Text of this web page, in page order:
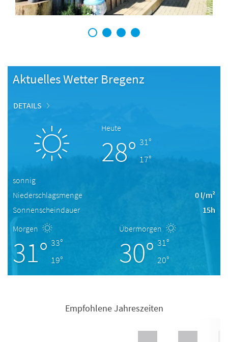
1 2 3 4
Aktuelles Wetter Bregenz
DETAILS
Heute
28° 31°
17°
sonnig
Niederschlagsmenge
0 l/m²
Sonnenscheindauer
15h
Morgen
31° 33°
19°
Übermorgen
30° 31°
20°
Empfohlene Jahreszeiten